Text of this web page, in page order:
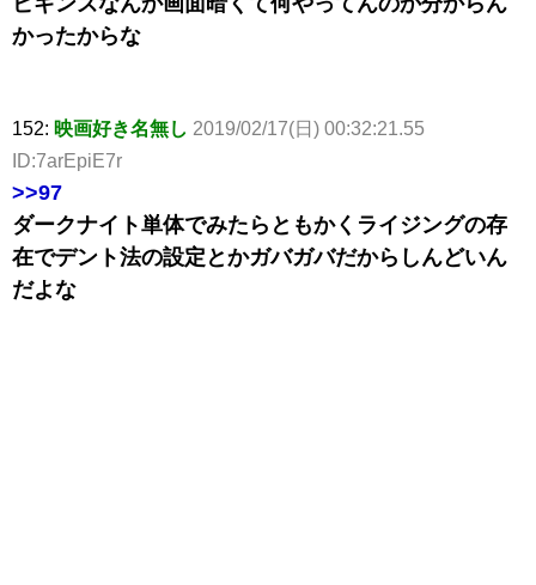
かったからな
152: 映画好き名無し 2019/02/17(日) 00:32:21.55
ID:7arEpiE7r
>>97
ダークナイト単体でみたらともかくライジングの存
在でデント法の設定とかガバガバだからしんどいん
だよな